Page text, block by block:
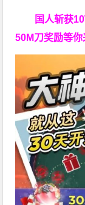
国人斩获
50M刀奖励等你